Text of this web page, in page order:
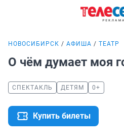
НОВОСИБИРСК АФИША ТЕАТР
О чём думает моя
СПЕКТАКЛЬ ДЕТЯМ 0+
Купить билеты